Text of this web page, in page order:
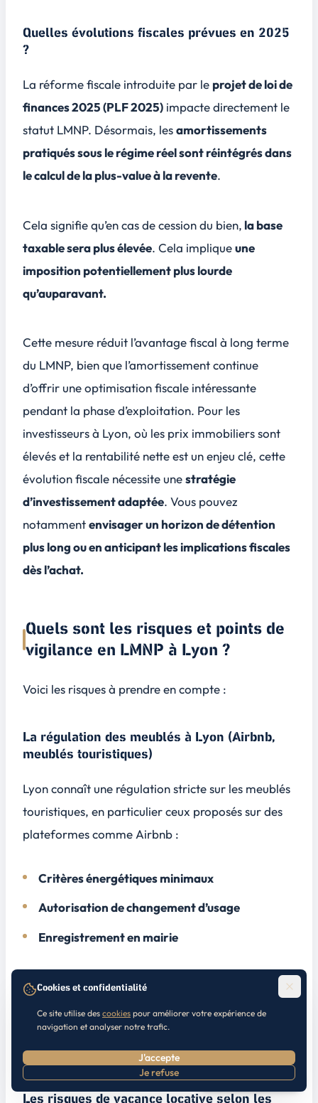
Prendre RDV
Quelles évolutions fiscales prévues en 2025
?
La réforme fiscale introduite par le projet de loi de
finances 2025 (PLF 2025) impacte directement le
statut LMNP. Désormais, lesamortissements
pratiqués sous le régime réel sont réintégrés dans
le calcul de la plus-value à la revente.
Cela signifie qu’en cas de cession du bien, la base
taxable sera plus élevée. Cela impliqueune
imposition potentiellement plus lourde
qu’auparavant.
Cette mesure réduit l’avantage fiscal à long terme
du LMNP, bien que l’amortissement continue
d’offrir une optimisation fiscale intéressante
pendant la phase d’exploitation. Pour les
investisseurs à Lyon, où les prix immobiliers sont
élevés et la rentabilité nette est un enjeu clé, cette
évolution fiscale nécessite unestratégie
d’investissement adaptée. Vous pouvez
notammentenvisager un horizon de détention
plus long ou en anticipant les implications fiscales
dès l’achat.
Quels sont les risques et points de
vigilance en LMNP à Lyon ?
Voici les risques à prendre en compte :
La régulation des meublés à Lyon (Airbnb,
meublés touristiques)
Lyon connaît une régulation stricte sur les meublés
touristiques, en particulier ceux proposés sur des
plateformes comme Airbnb :
Critères énergétiques minimaux
Autorisation de changement d’usage
Enregistrement en mairie
Pensez à vous informer sur les règles locales en
pour non-respect des régulations peuvent être
lourdes.
Les risques de vacance locative selon les
Cookies et confidentialité
Ce site utilise des cookies pour améliorer votre expérience de
navigation et analyser notre trafic.
J'accepte
Je refuse